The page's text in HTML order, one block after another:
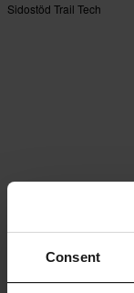
Consent
Sidostöd Trail Tech